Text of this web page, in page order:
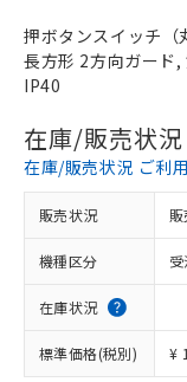
押ボタンスイッチ
長方形 2方向ガード
IP40
在庫/販売状況
在庫/販売状況 ご利
販売状況
機種区分
在庫状況
標準価格(税別) ¥